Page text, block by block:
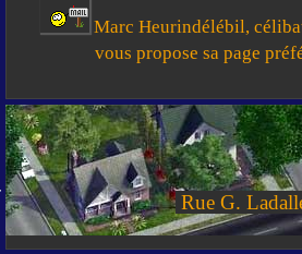
Marc Heurindélébil,
vous propose sa page
Rue G.